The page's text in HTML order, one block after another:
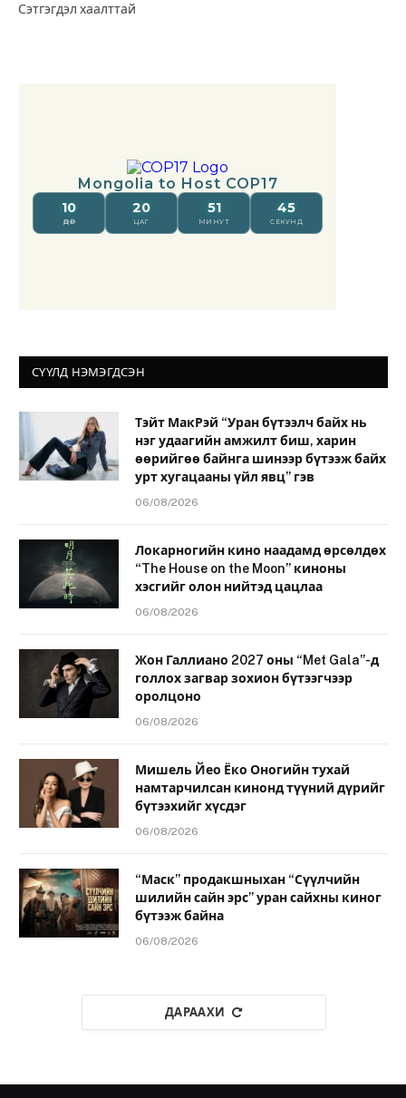
Сэтгэгдэл хаалттай
СҮҮЛД НЭМЭГДСЭН
Тэйт МакРэй “Уран бүтээлч байх нь
нэг удаагийн амжилт биш, харин
өөрийгөө байнга шинээр бүтээж байх
урт хугацааны үйл явц” гэв
06/08/2026
Локарногийн кино наадамд өрсөлдөх
“The House on the Moon” киноны
хэсгийг олон нийтэд цацлаа
06/08/2026
Жон Галлиано 2027 оны “Met Gala”-д
голлох загвар зохион бүтээгчээр
оролцоно
06/08/2026
Мишель Йео Ёко Оногийн тухай
намтарчилсан кинонд түүний дүрийг
бүтээхийг хүсдэг
06/08/2026
“Маск” продакшныхан “Сүүлчийн
шилийн сайн эрс” уран сайхны киног
бүтээж байна
06/08/2026
ДАРААХИ